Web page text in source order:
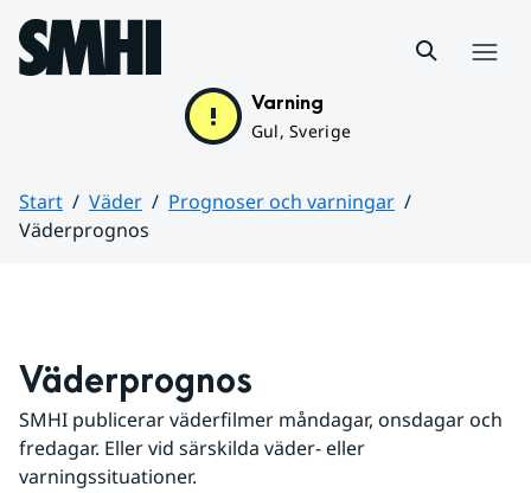
Hoppa till sidans innehåll
Varning
Gul, Sverige
Start Väder
Prognoser och varningar
Väderprognos
Väderprognos
SMHI publicerar väderfilmer måndagar, onsdagar och
fredagar. Eller vid särskilda väder- eller
varningssituationer.